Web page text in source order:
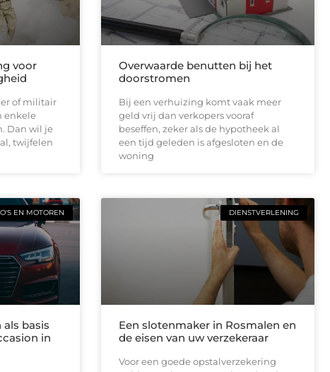
voor
of militair
enkele
Dan wil je
twijfelen
Overwaarde benutten bij het
doorstromen
Bij een verhuizing komt vaak meer
geld vrij dan verkopers vooraf
beseffen, zeker als de hypotheek al
een tijd geleden is afgesloten en de
woning
EN MOTOREN
basis
in
DIENSTVERLENING
Een slotenmaker in Rosmalen en
de eisen van uw verzekeraar
Voor een goede opstalverzekering